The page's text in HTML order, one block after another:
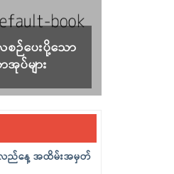
ဉ်ပေးပို့သော
အုပ်များ
လည်နေ့ အထိမ်းအမှတ်